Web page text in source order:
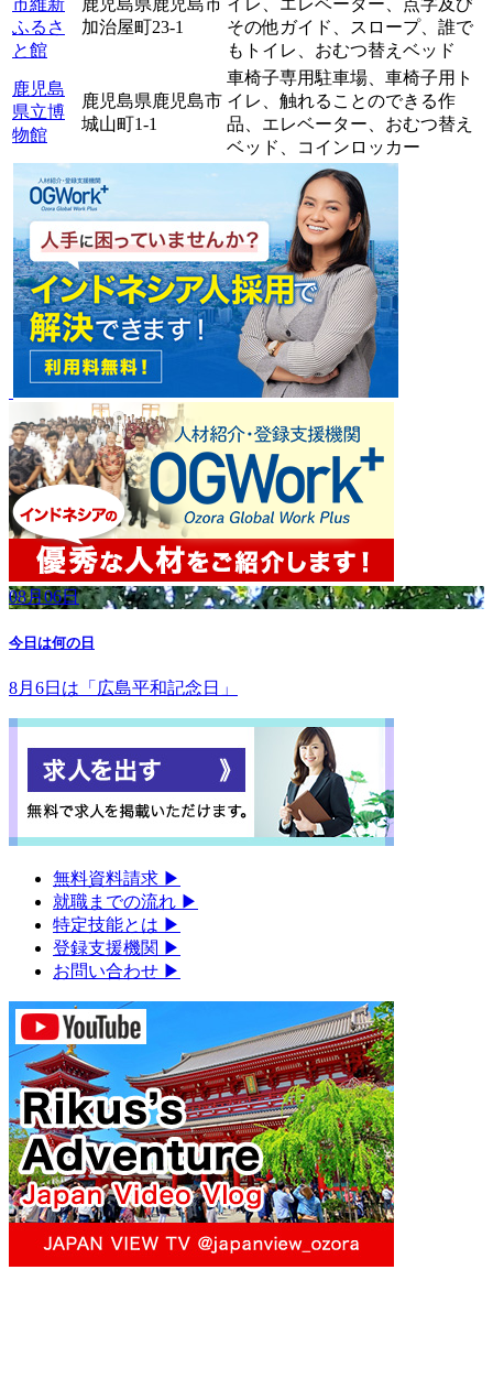
ふるさ
と館
加治屋町23-1
その他ガイド、
スロープ、 誰で
もトイレ、 おむつ替えベッド
鹿児島
県立博
物館
鹿児島県鹿児島市
城山町1-1
車椅子専用駐車場、 車椅子用ト
イレ、 触れることのできる作
品、 エレベーター、 おむつ替え
ベッド、
コインロッカー
08月06日
今日は何の日
8月6日は「広島平和記念日」
無料資料請求 ▶︎
就職までの流れ ▶︎
特定技能とは ▶︎
登録支援機関 ▶︎
お問い合わせ ▶︎